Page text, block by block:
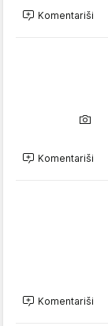
Komentariši
Komentariši
Komentariši